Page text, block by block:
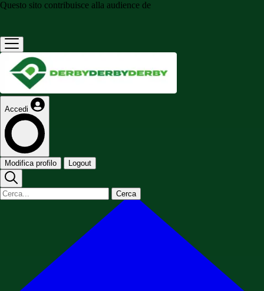
Questo sito contribuisce alla audience de
Accedi
Modifica profilo Logout
Cerca